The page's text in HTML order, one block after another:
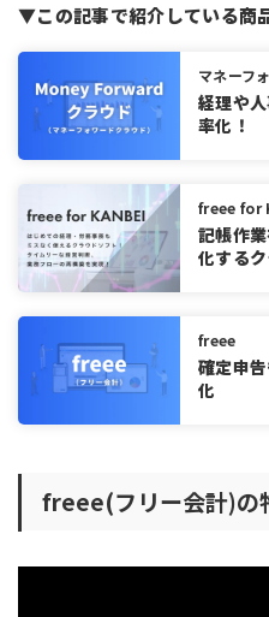
記帳代行サービスも利用可能
「KANBEI」連携でコスト診
freee(フリー会計)のメリ
業務効率化に最適な機能
簿記の専門知識は不要
充実したサポート体制
freee(フリー会計)のデメ
ランニングコストが発生する
最低限の操作は覚える必要が
freee(フリー会計)導入が
中小規模の企業
バックオフィスの効率化を図
freee(フリー会計)の法人向
▼この記事で紹介している商
マネーフ
経理や
率化！
freee for
記帳作
化する
freee
確定申
化
freee(フリー会計)の